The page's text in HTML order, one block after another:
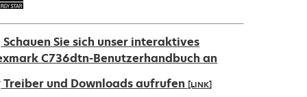
Schauen Sie sich unser interaktives
C736dtn-Benutzerhandbuch an
Treiber und Downloads aufrufen [LINK]